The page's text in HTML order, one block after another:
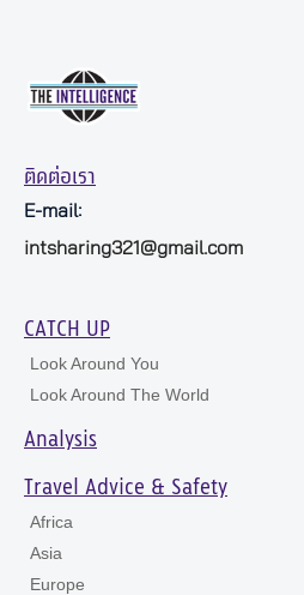
ติดต่อเรา
E-mail:
intsharing321@gmail.com
CATCH UP
Look Around You
Look Around The World
Analysis
Travel Advice & Safety
Africa
Asia
Europe